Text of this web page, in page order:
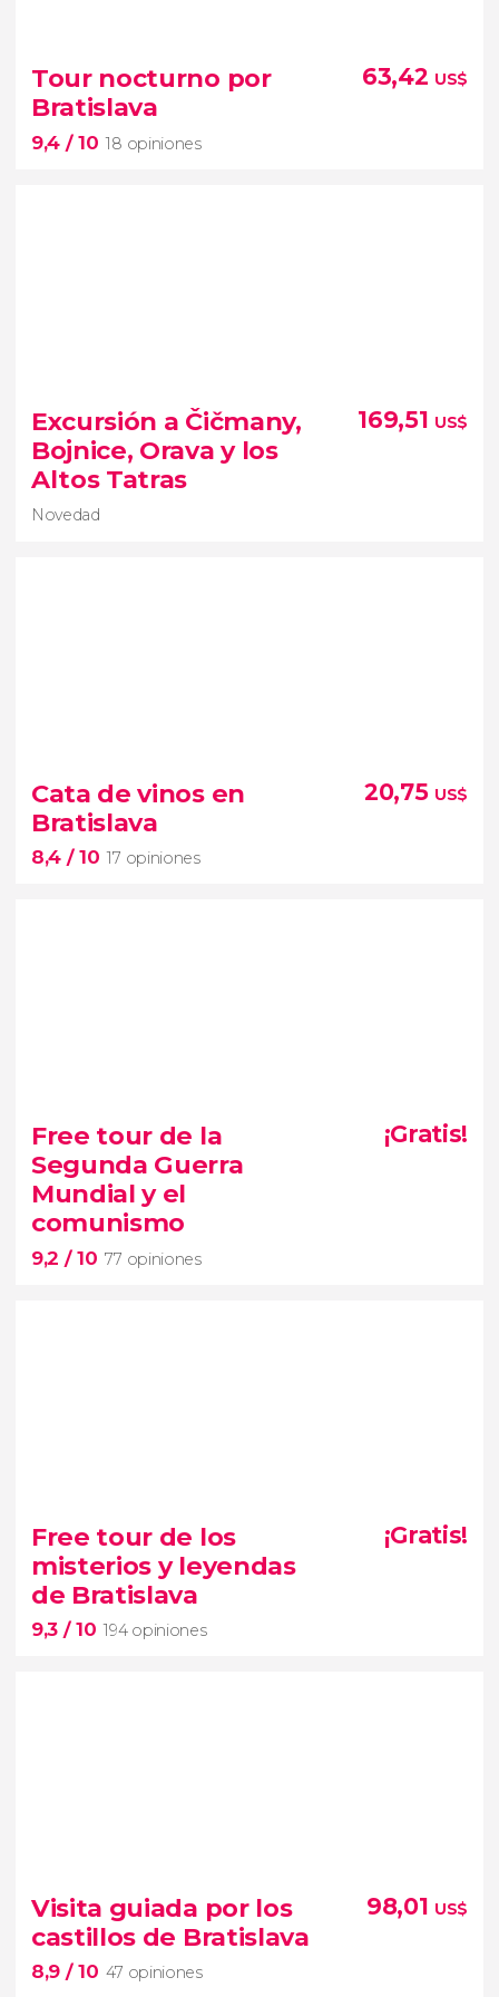
tour privado por Bratislava
descubrir los lugares y
monumentos más importantes de la capital de
Eslovaquia
Tour nocturno por
Bratislava
9,4 / 10 18 opiniones
63,42 US$
18 opiniones
tour nocturno por Bratislava
descubrir sus monumentos
iluminados
Excursión a Čičmany,
Bojnice, Orava y los
Altos Tatras
Novedad
169,51 US$
excursión
desde Bratislava
lago Štrbské Pleso
Cata de vinos en
Bratislava
8,4 / 10 17 opiniones
20,75 US$
17 opiniones
dos lugares
clave del enoturismo de Eslovaquia
cata de vinos en Bratislava
Free tour de la
Segunda Guerra
Mundial y el
comunismo
9,2 / 10 77 opiniones
¡Gratis!
77 opiniones
Segunda Guerra Mundial
República Socialista
historia de Eslovaquia
free tour por la Bratislava del siglo XX
Free tour de los
misterios y leyendas
de Bratislava
9,3 / 10 194 opiniones
¡Gratis!
free tour de los misterios y leyendas de
Bratislava
historias
detrás de los principales monumentos de la capital
eslovaca
Visita guiada por los
castillos de Bratislava
8,9 / 10 47 opiniones
98,01 US$